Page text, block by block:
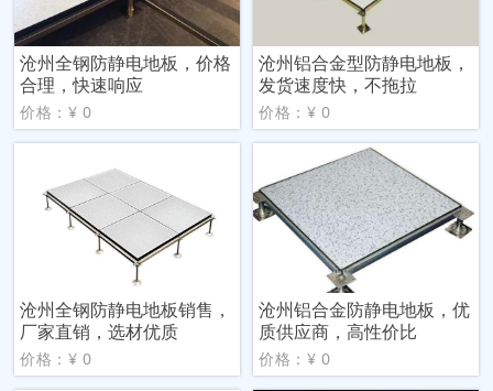
沧州全钢防静电地板，价格
合理，快速响应
价格：¥ 0
沧州铝合金型防静电地板，
发货速度快，不拖拉
价格：¥ 0
沧州全钢防静电地板销售，
厂家直销，选材优质
价格：¥ 0
沧州铝合金防静电地板，优
质供应商，高性价比
价格：¥ 0